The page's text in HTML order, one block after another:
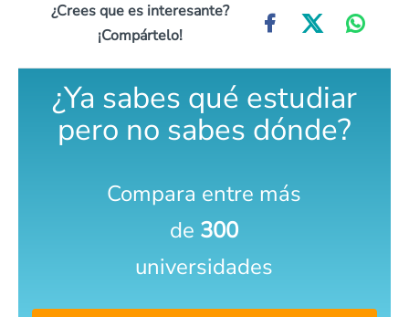
¿Crees que es interesante?
¡Compártelo!
¿Ya sabes qué estudiar
pero no sabes dónde?
Compara entre más
de 300
universidades